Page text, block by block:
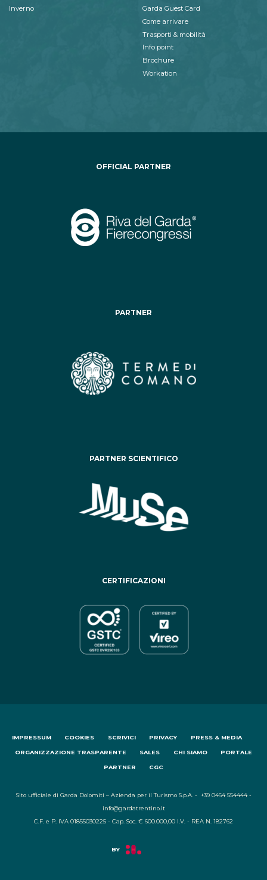
Inverno
Garda Guest Card
Come arrivare
Trasporti & mobilità
Info point
Brochure
Workation
OFFICIAL PARTNER
PARTNER
PARTNER SCIENTIFICO
CERTIFICAZIONI
IMPRESSUM COOKIES SCRIVICI PRIVACY PRESS & MEDIA
ORGANIZZAZIONE TRASPARENTE SALES CHI SIAMO PORTALE
PARTNER CGC
Sito ufficiale di Garda Dolomiti – Azienda per il Turismo S.p.A. - +39 0464 554444 -
info@gardatrentino.it
C.F. e P. IVA 01855030225 - Cap. Soc. € 600.000,00 I.V. - REA N. 182762